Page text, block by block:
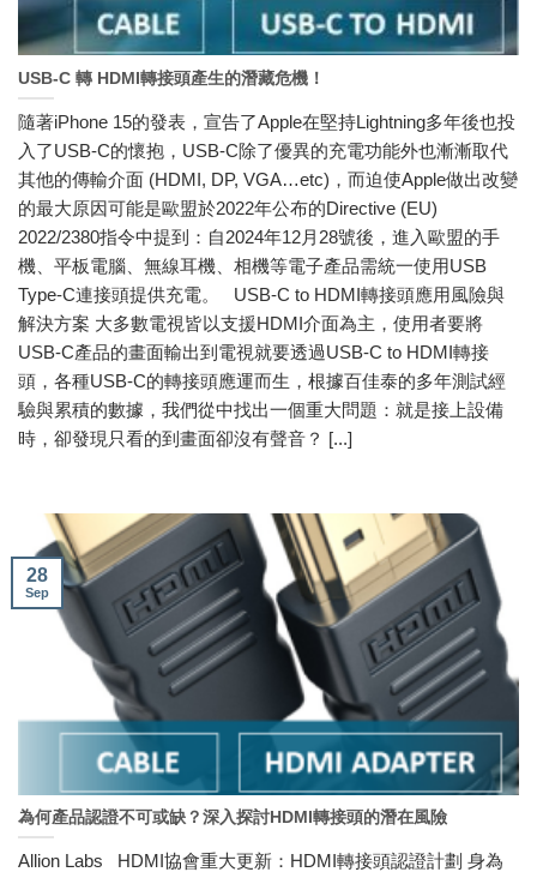
USB-C 轉 HDMI轉接頭產生的潛藏危機！
隨著iPhone 15的發表，宣告了Apple在堅持Lightning多年後也投
入了USB-C的懷抱，USB-C除了優異的充電功能外也漸漸取代
其他的傳輸介面 (HDMI, DP, VGA…etc)，而迫使Apple做出改變
的最大原因可能是歐盟於2022年公布的Directive (EU)
2022/2380指令中提到：自2024年12月28號後，進入歐盟的手
機、平板電腦、無線耳機、相機等電子產品需統一使用USB
Type-C連接頭提供充電。 USB-C to HDMI轉接頭應用風險與
解決方案 大多數電視皆以支援HDMI介面為主，使用者要將
USB-C產品的畫面輸出到電視就要透過USB-C to HDMI轉接
頭，各種USB-C的轉接頭應運而生，根據百佳泰的多年測試經
驗與累積的數據，我們從中找出一個重大問題：就是接上設備
時，卻發現只看的到畫面卻沒有聲音？ [...]
為何產品認證不可或缺？深入探討HDMI轉接頭的潛在風險
Allion Labs HDMI協會重大更新：HDMI轉接頭認證計劃 身為
28
Sep